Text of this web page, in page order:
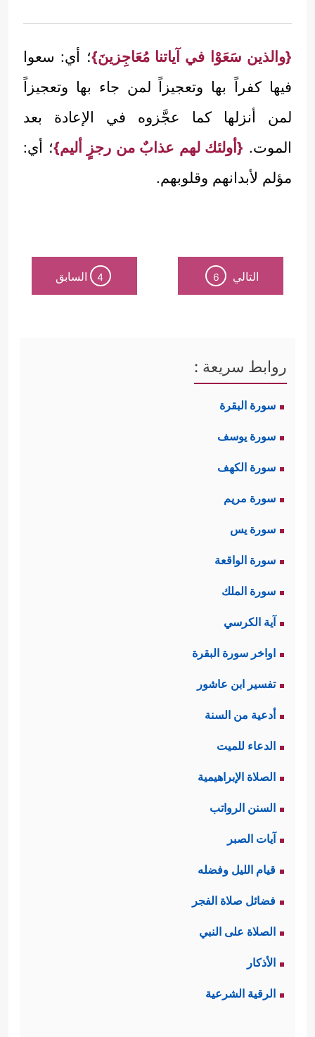
{والذين سَعَوْا في آياتنا مُعَاجِزينَ}؛ أي: سعوا
فيها كفراً بها وتعجيزاً لمن جاء بها وتعجيزاً
لمن أنزلها كما عجَّزوه في الإعادة بعد
الموت. {أولئك لهم عذابٌ من رجزٍ أليم}؛ أي:
مؤلم لأبدانهم وقلوبهم.
التالي 6
4 السابق
روابط سريعة :
سورة البقرة
سورة يوسف
سورة الكهف
سورة مريم
سورة يس
سورة الواقعة
سورة الملك
آية الكرسي
اواخر سورة البقرة
تفسير ابن عاشور
أدعية من السنة
الدعاء للميت
الصلاة الإبراهيمية
السنن الرواتب
آيات الصبر
قيام الليل وفضله
فضائل صلاة الفجر
الصلاة على النبي
الأذكار
الرقية الشرعية